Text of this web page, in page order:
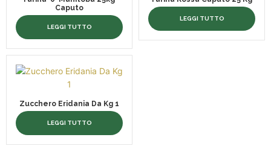
Caputo
LEGGI TUTTO
LEGGI TUTTO
Zucchero Eridania Da Kg 1
LEGGI TUTTO